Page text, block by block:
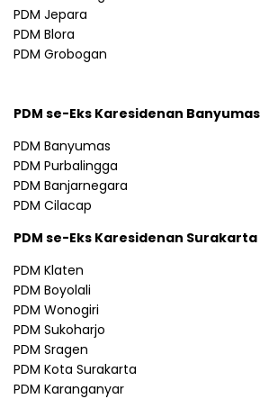
PDM Jepara
PDM Blora
PDM Grobogan
PDM se-Eks Karesidenan Banyumas
PDM Banyumas
PDM Purbalingga
PDM Banjarnegara
PDM Cilacap
PDM se-Eks Karesidenan Surakarta
PDM Klaten
PDM Boyolali
PDM Wonogiri
PDM Sukoharjo
PDM Sragen
PDM Kota Surakarta
PDM Karanganyar